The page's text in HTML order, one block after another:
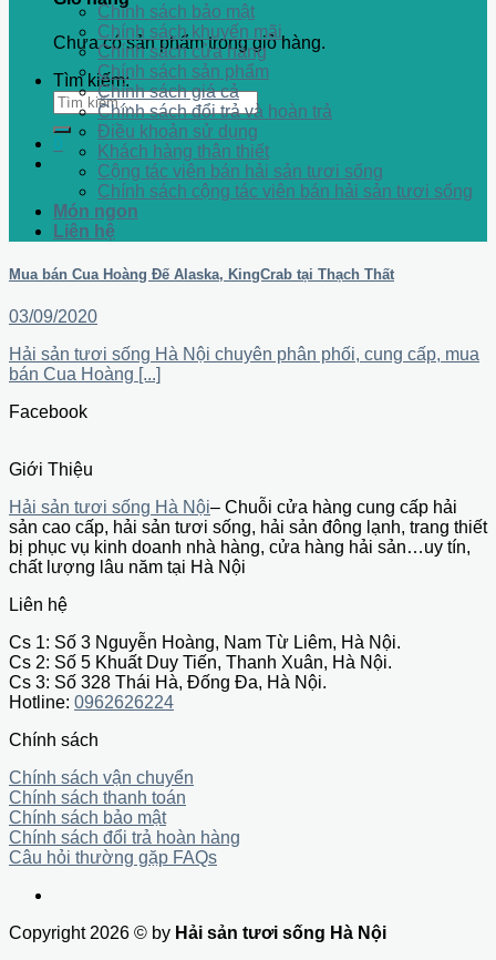
Chưa có sản phẩm trong giỏ hàng.
Tìm kiếm:
Chính sách bảo mật
Chính sách khuyến mãi
Chính sách cửa hàng
Chính sách sản phẩm
Chính sách giá cả
Chính sách đổi trả và hoàn trả
Điều khoản sử dụng
Khách hàng thân thiết
Cộng tác viên bán hải sản tươi sống
Chính sách cộng tác viên bán hải sản tươi sống
Món ngon
Liên hệ
Mua bán Cua Hoàng Đế Alaska, KingCrab tại Thạch Thất
03/09/2020
Hải sản tươi sống Hà Nội chuyên phân phối, cung cấp, mua
bán Cua Hoàng [...]
Facebook
Giới Thiệu
Hải sản tươi sống Hà Nội– Chuỗi cửa hàng cung cấp hải
sản cao cấp, hải sản tươi sống, hải sản đông lạnh, trang thiết
bị phục vụ kinh doanh nhà hàng, cửa hàng hải sản…uy tín,
chất lượng lâu năm tại Hà Nội
Liên hệ
Cs 1: Số 3 Nguyễn Hoàng, Nam Từ Liêm, Hà Nội.
Cs 2: Số 5 Khuất Duy Tiến, Thanh Xuân, Hà Nội.
Cs 3: Số 328 Thái Hà, Đống Đa, Hà Nội.
Hotline: 0962626224
Chính sách
Chính sách vận chuyển
Chính sách thanh toán
Chính sách bảo mật
Chính sách đổi trả hoàn hàng
Câu hỏi thường gặp FAQs
Copyright 2026 © by Hải sản tươi sống Hà Nội